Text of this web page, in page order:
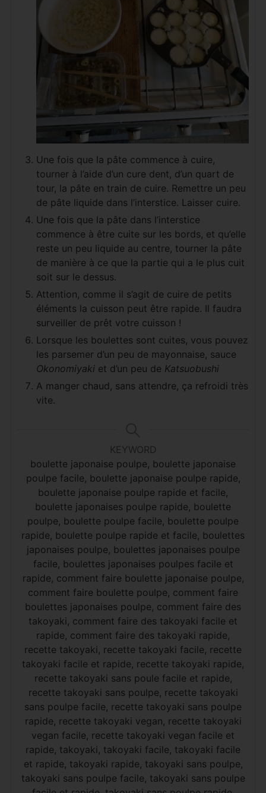
Une fois que la pâte commence à cuire,
tourner à l’aide d’un cure dent, d’un quart de
tour, la pâte en train de cuire. Remettre un peu
de pâte liquide dans l’interstice. Laisser cuire.
Une fois que la pâte dans l’interstice
commence à être cuite sur les bords, et qu’elle
reste un peu liquide au centre, tourner la pâte
de manière à ce que la partie qui a le plus cuit
soit sur le dessus.
Attention, comme il s’agit de cuire de petits
éléments la cuisson peut être rapide. Il faudra
surveiller de prêt votre cuisson !
Lorsque les boulettes sont cuites, vous pouvez
les parsemer d’un peu de mayonnaise, sauce
Okonomiyakiet d’un peu de Katsuobushi
A manger chaud, sans attendre, ça refroidi très
vite.
KEYWORD
boulette japonaise poulpe, boulette japonaise
poulpe facile, boulette japonaise poulpe rapide,
boulette japonaise poulpe rapide et facile,
boulette japonaises poulpe rapide, boulette
poulpe, boulette poulpe facile, boulette poulpe
rapide, boulette poulpe rapide et facile, boulettes
japonaises poulpe, boulettes japonaises poulpe
facile, boulettes japonaises poulpes facile et
rapide, comment faire boulette japonaise poulpe,
comment faire boulette poulpe, comment faire
boulettes japonaises poulpe, comment faire des
takoyaki, comment faire des takoyaki facile et
rapide, comment faire des takoyaki rapide,
recette takoyaki, recette takoyaki facile, recette
takoyaki facile et rapide, recette takoyaki rapide,
recette takoyaki sans poule facile et rapide,
recette takoyaki sans poulpe, recette takoyaki
sans poulpe facile, recette takoyaki sans poulpe
rapide, recette takoyaki vegan, recette takoyaki
vegan facile, recette takoyaki vegan facile et
rapide, takoyaki, takoyaki facile, takoyaki facile
et rapide, takoyaki rapide, takoyaki sans poulpe,
takoyaki sans poulpe facile, takoyaki sans poulpe